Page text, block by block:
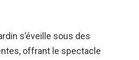
s’éveille sous des
offrant le spectacle